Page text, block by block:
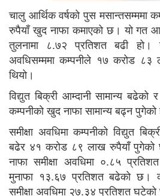
चालु आर्थिक वर्षको पुस मसान्तसम्ममा
रुपैयाँ खुद नाफा कमाएको छ। यो गत
तुलनामा ८.७२ प्रतिशत बढी हो।
अवधिसम्ममा कम्पनीले १७ करोड ८३
थियो।
विद्युत बिक्री आम्दानी सामान्य बढेको
कम्पनीको खुद नाफा सामान्य बढ्न पुगेको
समीक्षा अवधिमा कम्पनीको विद्युत
बढेर ४१ करोड ८९ लाख रुपैयाँ
नाफा समीक्षा अवधिमा ०.८५
मुनाफा १३.६७ प्रतिशत बढेको छ।
समीक्षा अवधिमा २७.३४ प्रतिशत